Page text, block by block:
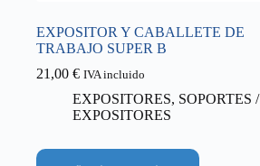
EXPOSITOR Y CABALLETE DE
TRABAJO SUPER B
21,00 € IVA incluido
EXPOSITORES, SOPORTES /
EXPOSITORES